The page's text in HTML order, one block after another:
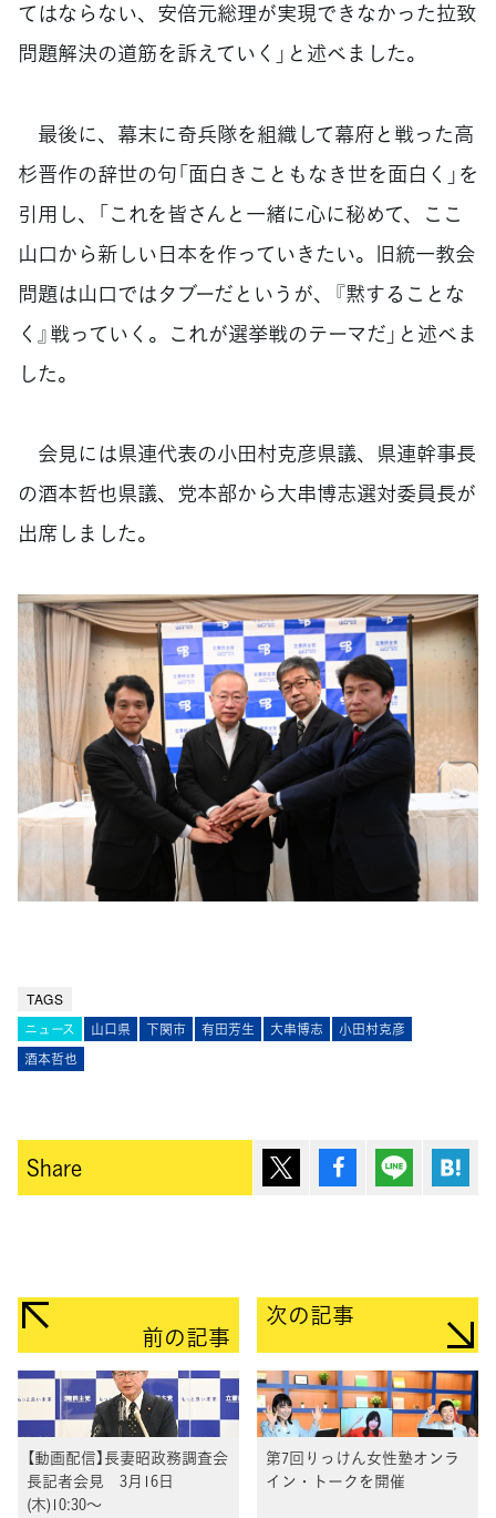
てはならない、安倍元総理が実現できなかった拉致
問題解決の道筋を訴えていく」と述べました。
最後に、幕末に奇兵隊を組織して幕府と戦った高
杉晋作の辞世の句「面白きこともなき世を面白く」を
引用し、「これを皆さんと一緒に心に秘めて、ここ
山口から新しい日本を作っていきたい。旧統一教会
問題は山口ではタブーだというが、『黙することな
く』戦っていく。これが選挙戦のテーマだ」と述べま
した。
会見には県連代表の小田村克彦県議、県連幹事長
の酒本哲也県議、党本部から大串博志選対委員長が
出席しました。
TAGS
ニュース 山口県 下関市 有田芳生 大串博志
小田村克彦
酒本哲也
Share ポスト シェア Lineで送
前の記事
【動画配信】長妻昭政務調査会
長記者会見 3月16日
(木)10:30～
次の記事
第7回りっけん女性塾オンラ
イン・トークを開催